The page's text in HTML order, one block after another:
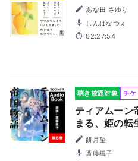
あな田 さゆり
しんばなつえ
02:27:54
聴き放題対象 チケ
ティアムーン
まる、姫の転
餅月望
斎藤楓子